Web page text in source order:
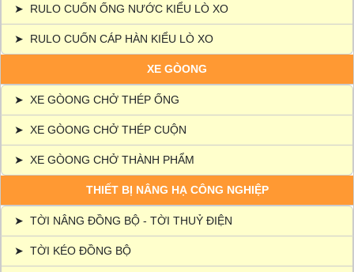
➤ RULO CUỐN ỐNG NƯỚC KIỂU LÒ XO
➤ RULO CUỐN CÁP HÀN KIỂU LÒ XO
XE GÒONG
➤ XE GÒONG CHỞ THÉP ỐNG
➤ XE GÒONG CHỞ THÉP CUỘN
➤ XE GÒONG CHỞ THÀNH PHẨM
THIẾT BỊ NÂNG HẠ CÔNG NGHIỆP
➤ TỜI NÂNG ĐỒNG BỘ - TỜI THUỶ ĐIỆN
➤ TỜI KÉO ĐỒNG BỘ